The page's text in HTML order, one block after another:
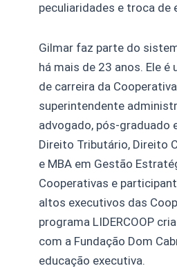
peculiaridades e troca de
Gilmar faz parte do
há mais de 23 anos. Ele é
de carreira da
superintendente
advogado, pós-graduado
Direito Tributário, Direito
e MBA em Gestão
Cooperativas e
altos executivos das
programa LIDERCOOP
com a Fundação Dom
educação executiva.